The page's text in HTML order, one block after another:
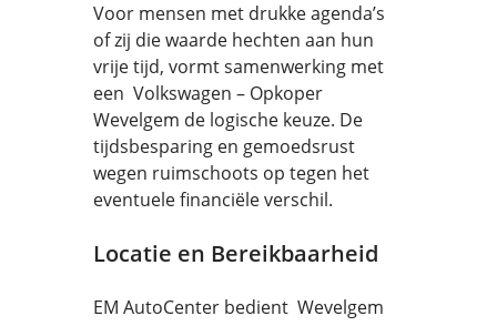
Voor mensen met drukke agenda’s
of zij die waarde hechten aan hun
vrije tijd, vormt samenwerking met
een Volkswagen – Opkoper
Wevelgem de logische keuze. De
tijdsbesparing en gemoedsrust
wegen ruimschoots op tegen het
eventuele financiële verschil.
Locatie en Bereikbaarheid
EM AutoCenter bedient Wevelgem